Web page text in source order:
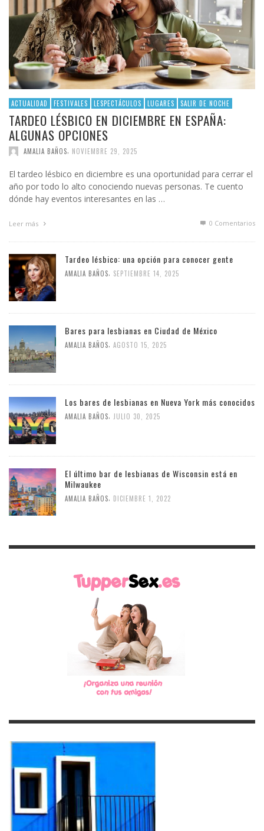
ACTUALIDAD FESTIVALES LESPECTÁCULOS LUGARES SALIR DE NOCHE
TARDEO LÉSBICO EN DICIEMBRE EN ESPAÑA:
ALGUNAS OPCIONES
AMALIA BAÑOS NOVIEMBRE 29, 2025
El tardeo lésbico en diciembre es una oportunidad para cerrar el
año por todo lo alto conociendo nuevas personas. Te cuento
dónde hay eventos interesantes en las …
Leer más 0 Comentarios
Tardeo lésbico: una opción para conocer gente
AMALIA BAÑOS SEPTIEMBRE 14, 2025
Bares para lesbianas en Ciudad de México
AMALIA BAÑOS AGOSTO 15, 2025
Los bares de lesbianas en Nueva York más conocidos
AMALIA BAÑOS JULIO 30, 2025
El último bar de lesbianas de Wisconsin está en
Milwaukee
AMALIA BAÑOS DICIEMBRE 1, 2022